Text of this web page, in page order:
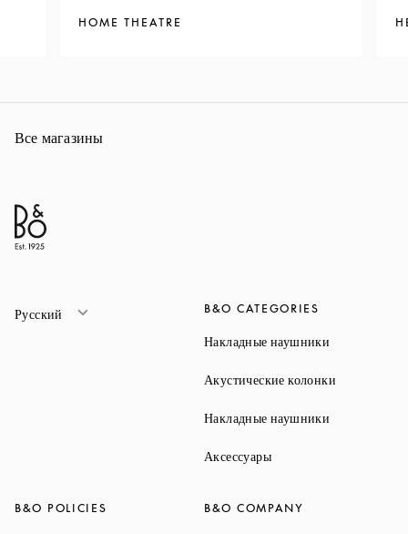
HOME THEATRE
Все магазины
Русский B&O CATEGORIES
Накладные наушники
Акустические колонки
Накладные наушники
АксессуарыLink Opens in New
B&O POLICIES B&O COMPANY